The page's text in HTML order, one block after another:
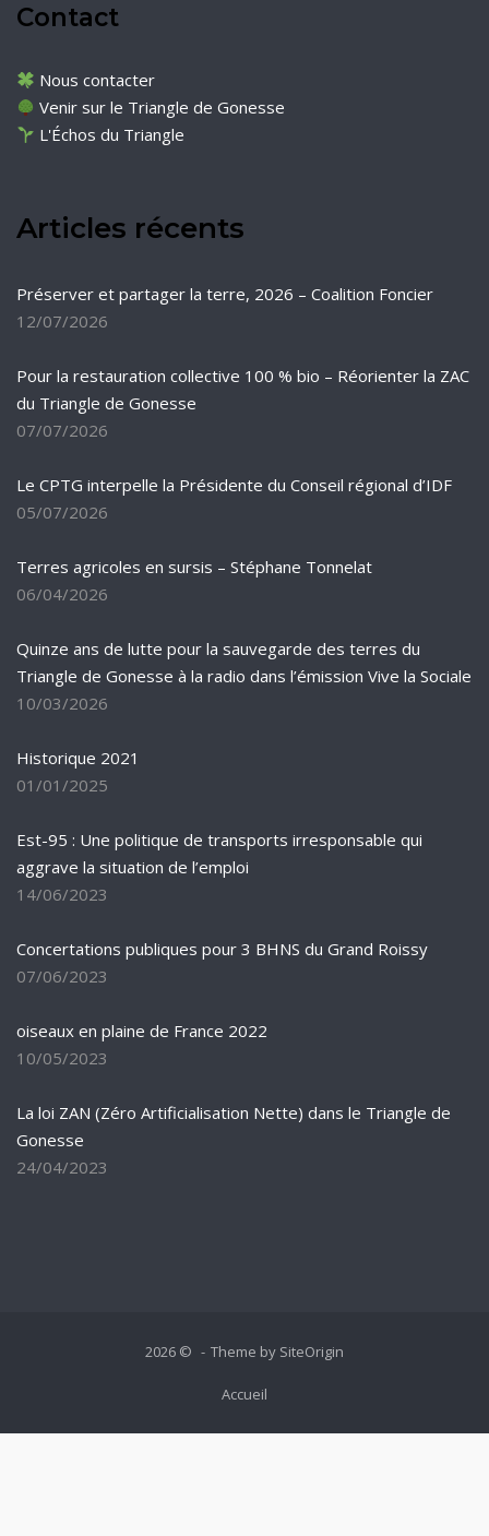
Contact
Nous contacter
Venir sur le Triangle de Gonesse
L'Échos du Triangle
Articles récents
Préserver et partager la terre, 2026 – Coalition Foncier
12/07/2026
Pour la restauration collective 100 % bio – Réorienter la ZAC
du Triangle de Gonesse
07/07/2026
Le CPTG interpelle la Présidente du Conseil régional d’IDF
05/07/2026
Terres agricoles en sursis – Stéphane Tonnelat
06/04/2026
Quinze ans de lutte pour la sauvegarde des terres du
Triangle de Gonesse à la radio dans l’émission Vive la Sociale
10/03/2026
Historique 2021
01/01/2025
Est-95 : Une politique de transports irresponsable qui
aggrave la situation de l’emploi
14/06/2023
Concertations publiques pour 3 BHNS du Grand Roissy
07/06/2023
oiseaux en plaine de France 2022
10/05/2023
La loi ZAN (Zéro Artificialisation Nette) dans le Triangle de
Gonesse
24/04/2023
2026 © Theme by SiteOrigin
Accueil